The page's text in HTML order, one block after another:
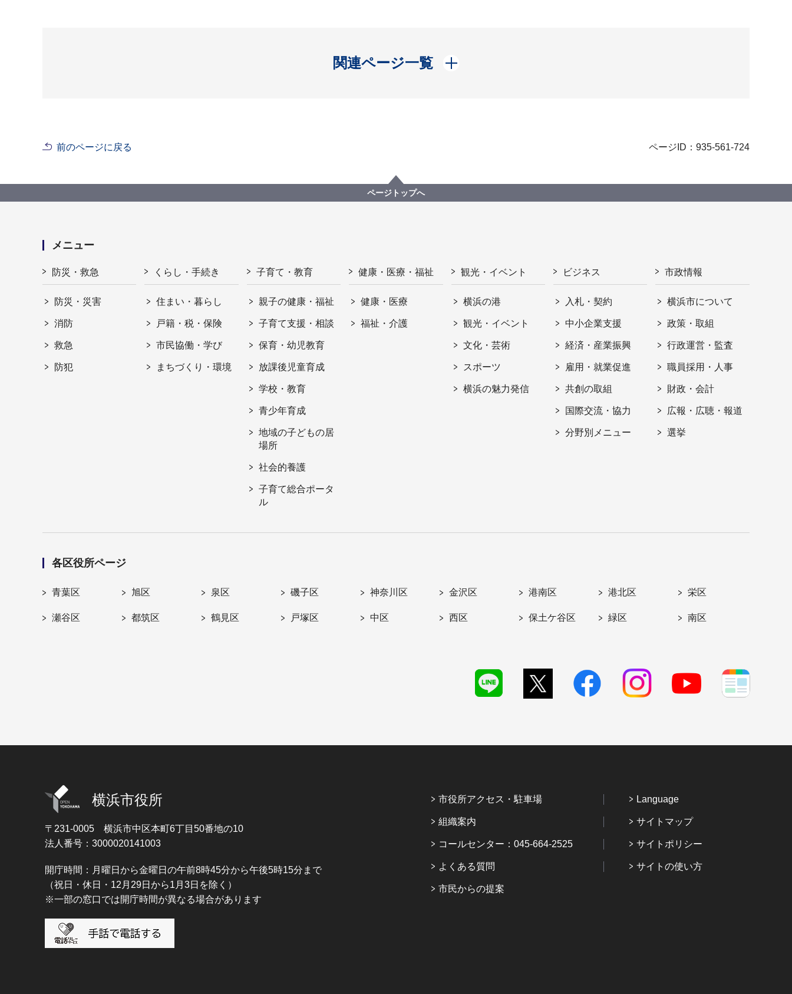
関連ページ一覧
開く
前のページに戻る ページID：935-561-724
ページトップへ
メニュー
防災・救急
防災・災害
消防
救急
防犯
くらし・手続き
住まい・暮らし
戸籍・税・保険
市民協働・学び
まちづくり・環境
子育て・教育
親子の健康・福祉
子育て支援・相談
保育・幼児教育
放課後児童育成
学校・教育
青少年育成
地域の子どもの居
場所
社会的養護
子育て総合ポータ
ル
健康・医療・福祉
健康・医療
福祉・介護
観光・イベント
横浜の港
観光・イベント
文化・芸術
スポーツ
横浜の魅力発信
ビジネス
入札・契約
中小企業支援
経済・産業振興
雇用・就業促進
共創の取組
国際交流・協力
分野別メニュー
市政情報
横浜市について
政策・取組
行政運営・監査
職員採用・人事
財政・会計
広報・広聴・報道
選挙
各区役所ページ
青葉区 旭区 泉区 磯子区 神奈川区 金沢区 港南区 港北区 栄区
瀬谷区 都筑区 鶴見区 戸塚区 中区 西区 保土ケ谷区 緑区 南区
横浜市役所
〒231-0005 横浜市中区本町6丁目50番地の10
法人番号：3000020141003
開庁時間：月曜日から金曜日の午前8時45分から午後5時15分まで
（祝日・休日・12月29日から1月3日を除く）
※一部の窓口では開庁時間が異なる場合があります
市役所アクセス・駐車場
組織案内
コールセンター：045-664-2525
よくある質問
市民からの提案
Language
サイトマップ
サイトポリシー
サイトの使い方